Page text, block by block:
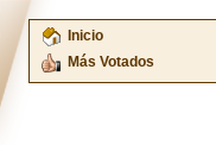
Inicio
Más Votados